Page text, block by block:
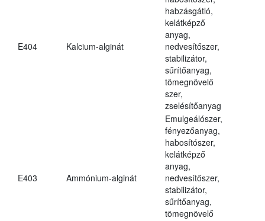
E404 Kalcium-alginát
habzásgátló,
kelátképző
anyag,
nedvesítőszer,
stabilizátor,
sűrítőanyag,
tömegnövelő
szer,
zselésítőanyag
E403 Ammónium-alginát
Emulgeálószer,
fényezőanyag,
habosítószer,
kelátképző
anyag,
nedvesítőszer,
stabilizátor,
sűrítőanyag,
tömegnövelő